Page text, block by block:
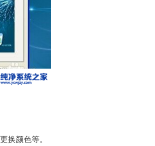
换颜色等。